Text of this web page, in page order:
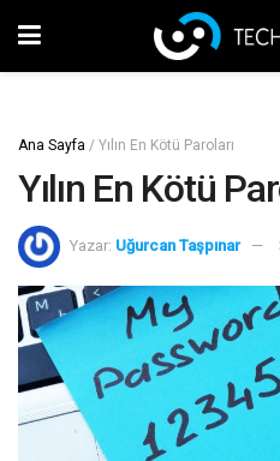
Ana Sayfa / Yılın En Kötü Paroları
Yılın En Kötü
Yazar: Uğurcan Taşpınar